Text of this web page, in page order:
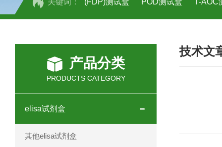
关键词： (FDP)测试盒 POD测试盒 T-AOC
人全式钴氨素2(HTSB2)elisa试剂盒现
人鞘脂(SPH)elisa试剂盒现货速发
人蓝氏贾第虫(GL)elisa试剂盒厂家直销
产品分类
PRODUCTS CATEGORY
elisa试剂盒
其他elisa试剂盒
技术文